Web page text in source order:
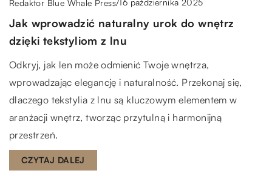
Redaktor Blue Whale Press/16 października 2025
Jak wprowadzić naturalny urok do wnętrz
dzięki tekstyliom z lnu
Odkryj, jak len może odmienić Twoje wnętrza,
wprowadzając elegancję i naturalność. Przekonaj się,
dlaczego tekstylia z lnu są kluczowym elementem w
aranżacji wnętrz, tworząc przytulną i harmonijną
przestrzeń.
CZYTAJ DALEJ